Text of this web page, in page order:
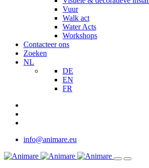
Vuur
Walk act
Water Acts
Workshops
Contacteer ons
Zoeken
NL
DE
EN
FR
info@animare.eu